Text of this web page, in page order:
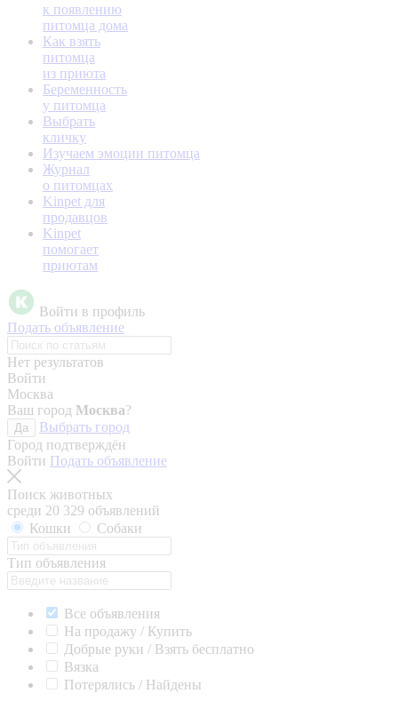
к появлению
питомца дома
Как взять
питомца
из приюта
Беременность
у питомца
Выбрать
кличку
Изучаем эмоции питомца
Журнал
о питомцах
Kinpet для
продавцов
Kinpet
помогает
приютам
Войти в профиль
Подать объявление
Нет результатов
Войти
Москва
Ваш город Москва?
Да
Выбрать город
Город подтверждён
Войти Подать объявление
Поиск животных
среди 20 329 объявлений
Кошки
Собаки
Тип объявления
Все объявления
На продажу / Купить
Добрые руки / Взять бесплатно
Вязка
Потерялись / Найдены